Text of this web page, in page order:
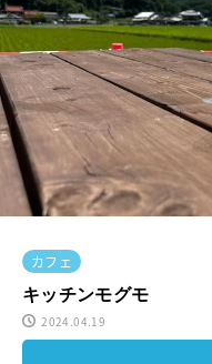
カフェ
キッチンモグモ
2024.04.19